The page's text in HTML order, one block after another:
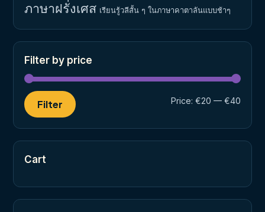
ภาษาฝรั่งเศส เรียนรู้วลีสั้น ๆ ในภาษาคาตาลันแบบช้าๆ
Filter by price
Filter Price: €20 — €40
Cart